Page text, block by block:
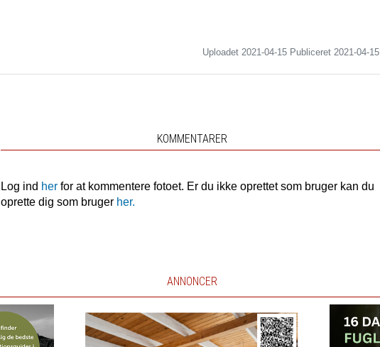
Uploadet 2021-04-15 Publiceret 2021-04-15
KOMMENTARER
Log ind her for at kommentere fotoet. Er du ikke oprettet som bruger kan du
oprette dig som bruger her.
ANNONCER